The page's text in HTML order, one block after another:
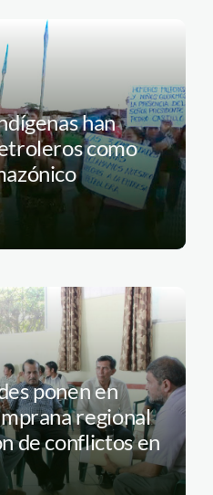
han
como
ponen en
regional
de conflictos en